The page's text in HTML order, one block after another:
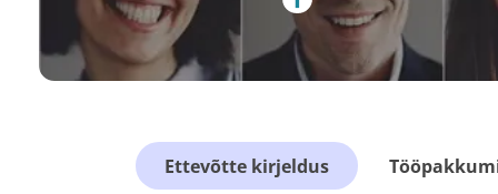
Ettevõtte kirjeldus